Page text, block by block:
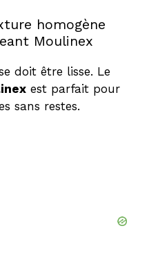
homogène
Moulinex
doit être lisse. Le
est parfait pour
sans restes.